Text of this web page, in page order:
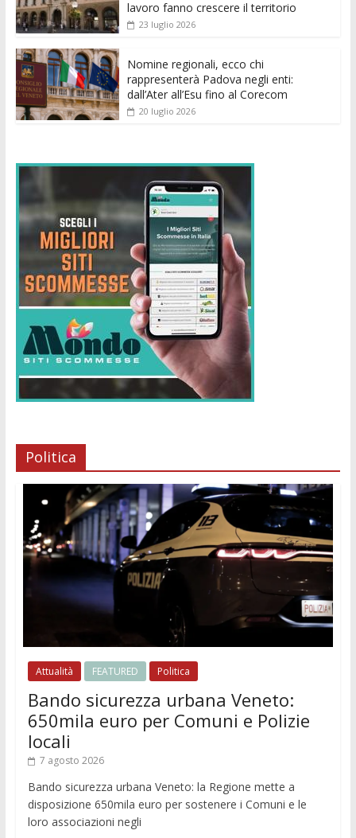
lavoro fanno crescere il territorio
23 luglio 2026
Nomine regionali, ecco chi
rappresenterà Padova negli enti:
dall’Ater all’Esu fino al Corecom
20 luglio 2026
Politica
Attualità FEATURED Politica
Bando sicurezza urbana Veneto:
650mila euro per Comuni e Polizie
locali
7 agosto 2026
Bando sicurezza urbana Veneto: la Regione mette a
disposizione 650mila euro per sostenere i Comuni e le
loro associazioni negli